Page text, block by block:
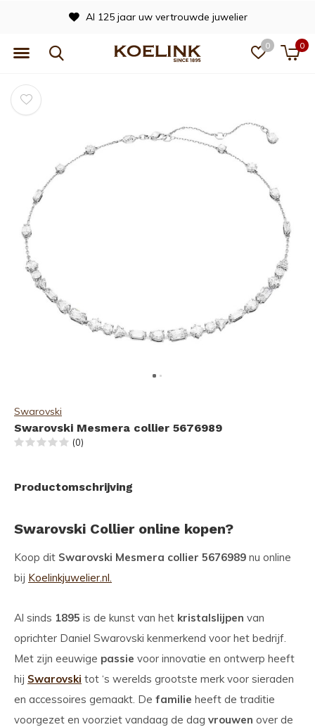
0 0
Al 125 jaar uw vertrouwde juwelier
Swarovski
Swarovski Mesmera collier 5676989
(0)
Productomschrijving
Swarovski Collier online kopen?
Koop dit Swarovski Mesmera collier 5676989 nu online
bij Koelinkjuwelier.nl.
Al sinds 1895 is de kunst van het kristalslijpen van
oprichter Daniel Swarovski kenmerkend voor het bedrijf.
Met zijn eeuwige passie voor innovatie en ontwerp heeft
hij Swarovski tot ‘s werelds grootste merk voor sieraden
en accessoires gemaakt. De familie heeft de traditie
voorgezet en voorziet vandaag de dag vrouwen over de